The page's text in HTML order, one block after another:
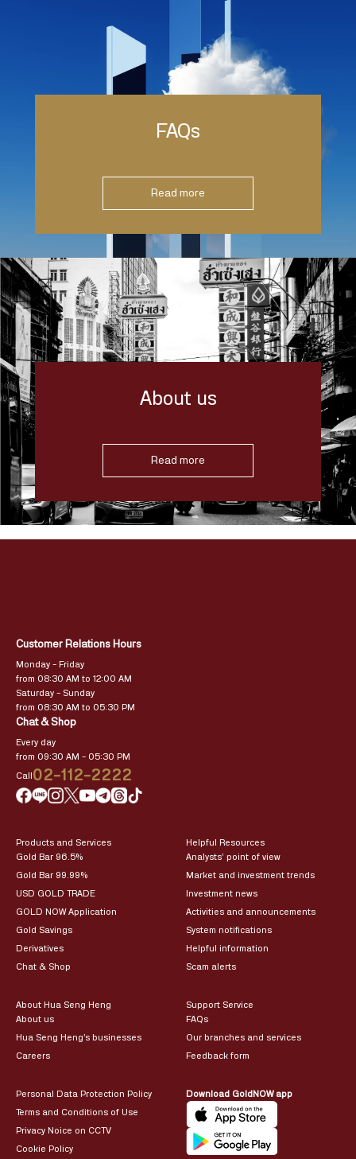
FAQs
Read more
About us
Read more
Customer Relations Hours
Monday – Friday
from 08:30 AM to 12:00 AM
Saturday – Sunday
from 08:30 AM to 05:30 PM
Chat & Shop
Every day
from 09:30 AM – 05:30 PM
Call02-112-2222
Products and Services
Gold Bar 96.5%
Gold Bar 99.99%
USD GOLD TRADE
GOLD NOW Application
Gold Savings
Derivatives
Chat & Shop
Helpful Resources
Analysts’ point of view
Market and investment trends
Investment news
Activities and announcements
System notifications
Helpful information
Scam alerts
About Hua Seng Heng
About us
Hua Seng Heng’s businesses
Careers
Support Service
FAQs
Our branches and services
Feedback form
Personal Data Protection Policy
Terms and Conditions of Use
Privacy Noice on CCTV
Cookie Policy
Download GoldNOW app